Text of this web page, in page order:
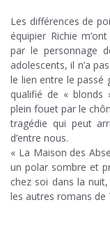
Les différences de
équipier Richie
par le personnage
adolescents, il n’a
le lien entre le passé
qualifié de « blonds
plein fouet par le
tragédie qui peut
d’entre nous.
« La Maison des
un polar sombre et
chez soi dans la
les autres romans de